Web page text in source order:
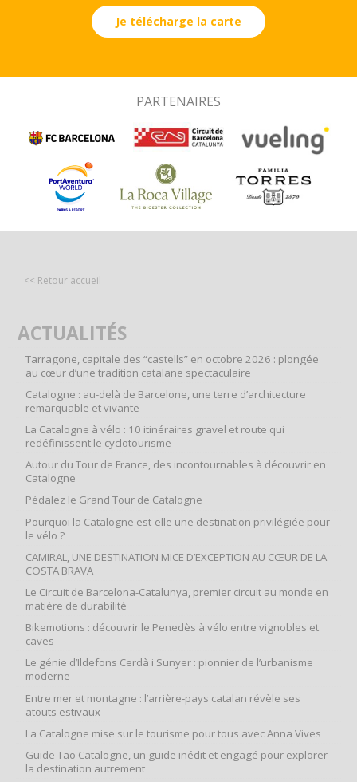
Je télécharge la carte
PARTENAIRES
<< Retour accueil
ACTUALITÉS
Tarragone, capitale des “castells” en octobre 2026 : plongée
au cœur d’une tradition catalane spectaculaire
Catalogne : au-delà de Barcelone, une terre d’architecture
remarquable et vivante
La Catalogne à vélo : 10 itinéraires gravel et route qui
redéfinissent le cyclotourisme
Autour du Tour de France, des incontournables à découvrir en
Catalogne
Pédalez le Grand Tour de Catalogne
Pourquoi la Catalogne est-elle une destination privilégiée pour
le vélo ?
CAMIRAL, UNE DESTINATION MICE D’EXCEPTION AU CŒUR DE LA
COSTA BRAVA
Le Circuit de Barcelona-Catalunya, premier circuit au monde en
matière de durabilité
Bikemotions : découvrir le Penedès à vélo entre vignobles et
caves
Le génie d’Ildefons Cerdà i Sunyer : pionnier de l’urbanisme
moderne
Entre mer et montagne : l’arrière‑pays catalan révèle ses
atouts estivaux
La Catalogne mise sur le tourisme pour tous avec Anna Vives
Guide Tao Catalogne, un guide inédit et engagé pour explorer
la destination autrement